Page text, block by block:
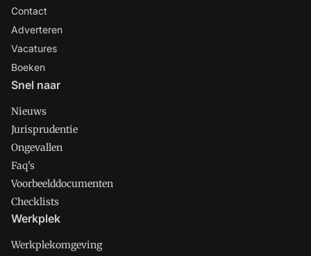
Contact
Adverteren
Vacatures
Boeken
Snel naar
Nieuws
Jurisprudentie
Ongevallen
Faq's
Voorbeelddocumenten
Checklists
Werkplek
Werkplekomgeving